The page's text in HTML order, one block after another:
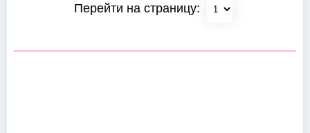
Перейти на страницу: